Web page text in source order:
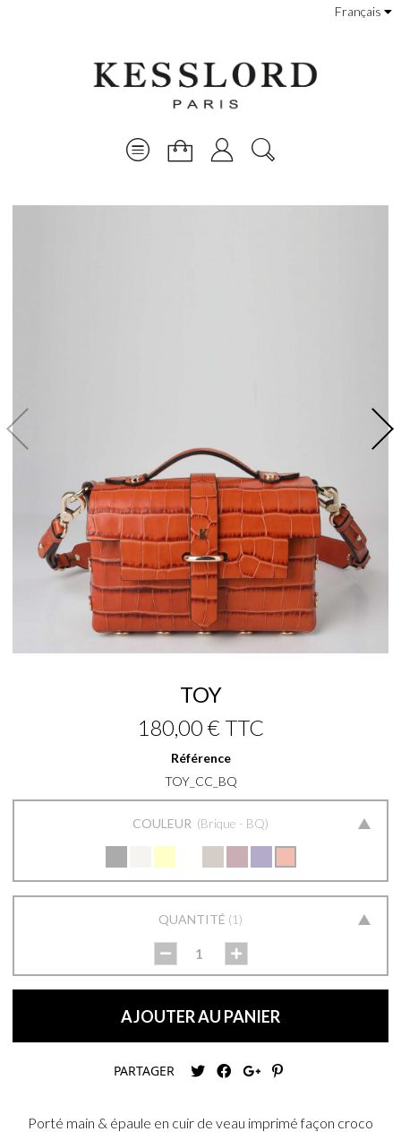
Français
TOY
180,00 € TTC
Référence
TOY_CC_BQ
COULEUR Brique - BQ
QUANTITÉ 1
AJOUTER AU PANIER
PARTAGER
Porté main & épaule en cuir de veau imprimé façon croco